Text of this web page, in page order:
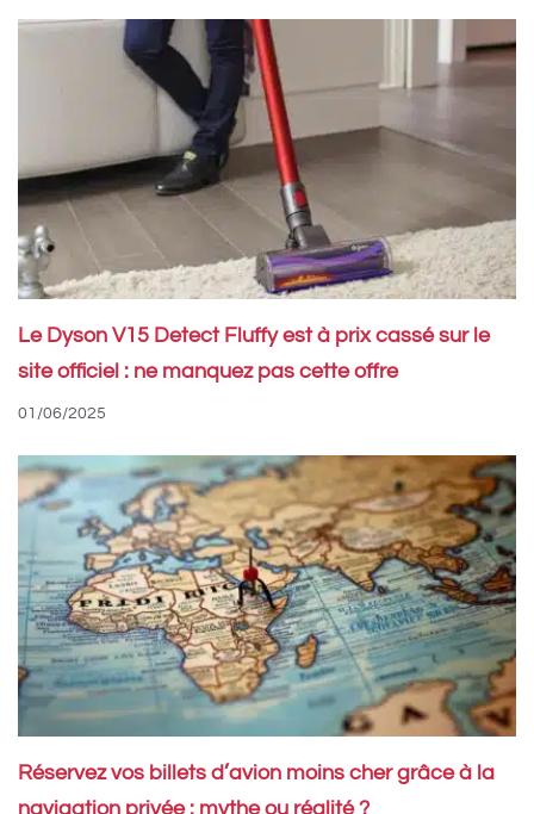
Le Dyson V15 Detect Fluffy est à prix cassé sur le
site officiel : ne manquez pas cette offre
01/06/2025
Réservez vos billets d’avion moins cher grâce à la
navigation privée : mythe ou réalité ?